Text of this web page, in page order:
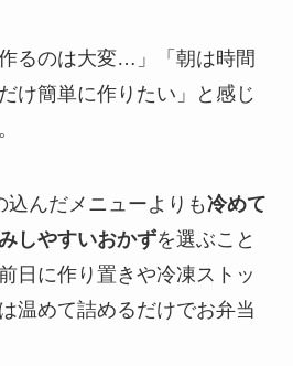
るのは大変…」「朝は時間
け簡単に作りたい」と感じ
んだメニューよりも冷めて
しやすいおかずを選ぶこと
日に作り置きや冷凍ストッ
温めて詰めるだけでお弁当